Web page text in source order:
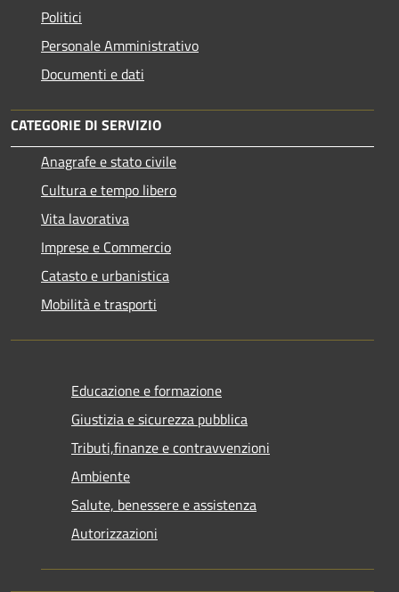
Politici
Personale Amministrativo
Documenti e dati
CATEGORIE DI SERVIZIO
Anagrafe e stato civile
Cultura e tempo libero
Vita lavorativa
Imprese e Commercio
Catasto e urbanistica
Mobilità e trasporti
Educazione e formazione
Giustizia e sicurezza pubblica
Tributi,finanze e contravvenzioni
Ambiente
Salute, benessere e assistenza
Autorizzazioni